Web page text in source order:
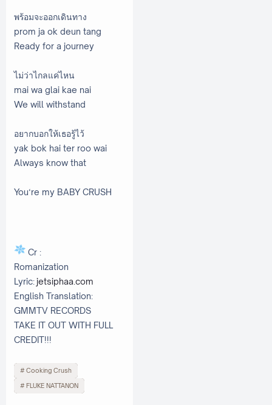
พร้อมจะออกเดินทาง
prom ja ok deun tang
Ready for a journey
ไม่ว่าไกลแค่ไหน
mai wa glai kae nai
We will withstand
อยากบอกให้เธอรู้ไว้
yak bok hai ter roo wai
Always know that
You‘re my BABY CRUSH
Cr :
Romanization
Lyric:jetsiphaa.com
English Translation:
GMMTV RECORDS
TAKE IT OUT WITH FULL
CREDIT!!!
Cooking Crush
FLUKE NATTANON